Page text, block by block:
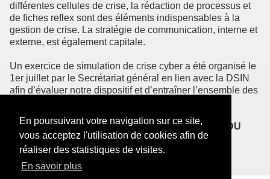
En poursuivant votre navigation sur ce site,
vous acceptez l'utilisation de cookies afin de
réaliser des statistiques de visites.
En savoir plus
différentes cellules de crise, la rédaction de processus et
de fiches reflex sont des éléments indispensables à la
gestion de crise. La stratégie de communication, interne et
externe, est également capitale.
Un exercice de simulation de crise cyber a été organisé le
1er juillet par le Secrétariat général en lien avec la DSIN
afin d’évaluer notre dispositif et d’entraîner l’ensemble des
OLIVIER THEURÉ, RESPONSABLE SÉCURITÉ DU
SYSTÈME D’INFORMATION (DSIN)